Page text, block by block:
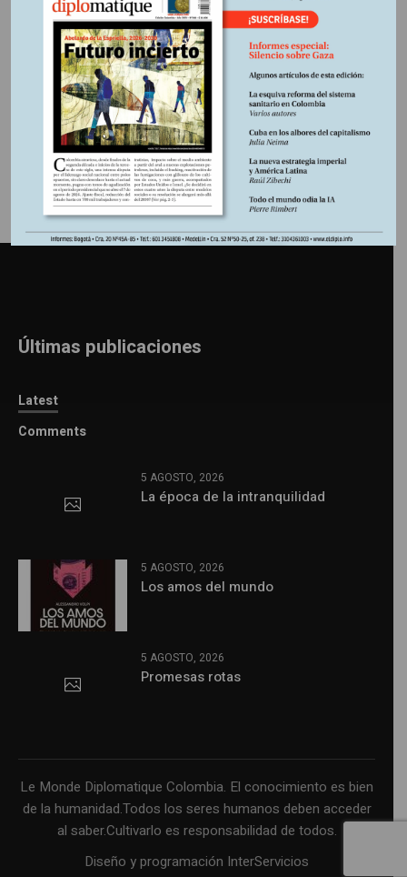
incluso de ceder la dirección del país.
Información adicional
Últimas publicaciones
Latest
Comments
5 AGOSTO, 2026
La época de la intranquilidad
5 AGOSTO, 2026
Los amos del mundo
5 AGOSTO, 2026
Promesas rotas
Le Monde Diplomatique Colombia. El conocimiento es bien
de la humanidad.Todos los seres humanos deben acceder
al saber.Cultivarlo es responsabilidad de todos.
Diseño y programación InterServicios